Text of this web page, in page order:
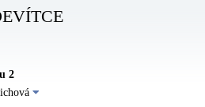
2